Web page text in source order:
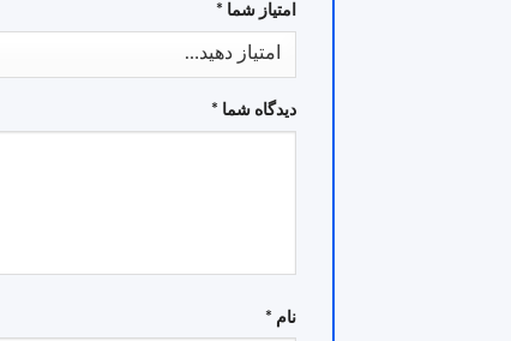
امتیاز شما *
دیدگاه شما *
نام *